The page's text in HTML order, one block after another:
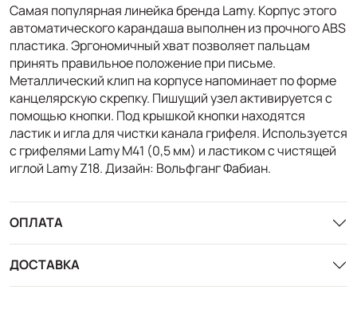
Самая популярная линейка бренда Lamy. Корпус этого
автоматического карандаша выполнен из прочного ABS
пластика. Эргономичный хват позволяет пальцам
принять правильное положение при письме.
Металлический клип на корпусе напоминает по форме
канцелярскую скрепку. Пишущий узел активируется с
помощью кнопки. Под крышкой кнопки находятся
ластик и игла для чистки канала грифеля. Используется
с грифелями Lamy M41 (0,5 мм) и ластиком c чистящей
иглой Lamy Z18. Дизайн: Вольфганг Фабиан.
ОПЛАТА
ДОСТАВКА